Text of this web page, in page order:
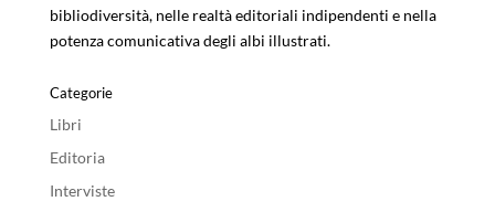
bibliodiversità, nelle realtà editoriali indipendenti e nella
potenza comunicativa degli albi illustrati.
Categorie
Libri
Editoria
Interviste